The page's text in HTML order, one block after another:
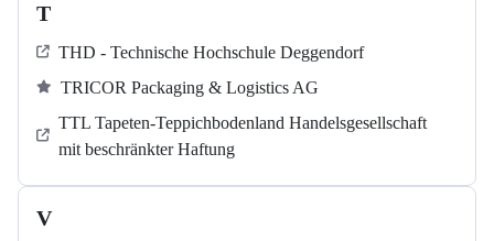
T
THD - Technische Hochschule Deggendorf
TRICOR Packaging & Logistics AG
TTL Tapeten-Teppichbodenland Handelsgesellschaft
mit beschränkter Haftung
V